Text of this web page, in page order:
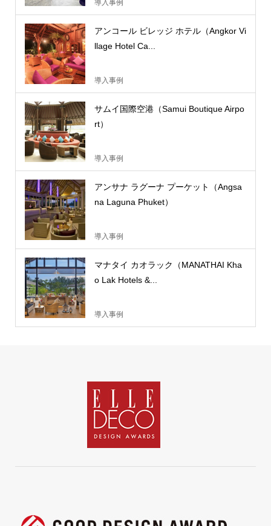
導入事例
アンコール ビレッジ ホテル（Angkor Vi
llage Hotel Ca...
導入事例
サムイ国際空港（Samui Boutique Airpo
rt）
導入事例
アンサナ ラグーナ プーケット（Angsa
na Laguna Phuket）
導入事例
マナタイ カオラック（MANATHAI Kha
o Lak Hotels &...
導入事例